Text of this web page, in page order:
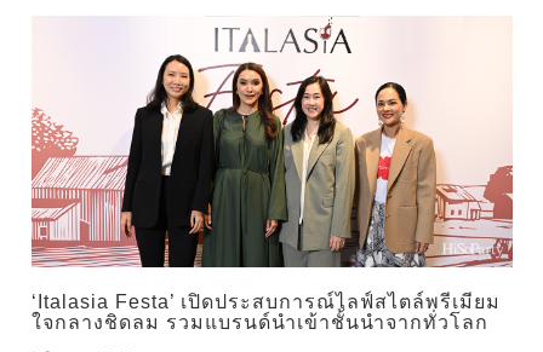
‘Italasia Festa’ เปิดประสบการณ์ไลฟ์สไตล์พรีเมียม
ใจกลางชิดลม รวมแบรนด์นำเข้าชั้นนำจากทั่วโลก